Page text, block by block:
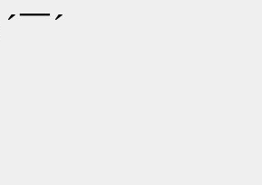
＜´
/